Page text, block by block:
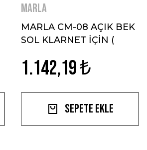
MARLA
MARLA CM-08 AÇIK BEK
SOL KLARNET İÇİN (
1.142,19 ₺
Sepete Ekle